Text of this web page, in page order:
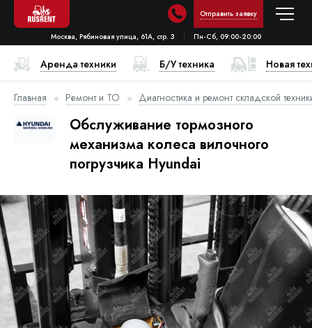
Отправить заявку
Москва, Рябиновая улица, 61А, стр. 3 Пн-Сб, 09:00-20:00
Аренда техники Б/У техника Новая
Главная Ремонт и ТО Диагностика и ремонт складской
Обслуживание тормозного
механизма колеса вилочного
погрузчика Hyundai